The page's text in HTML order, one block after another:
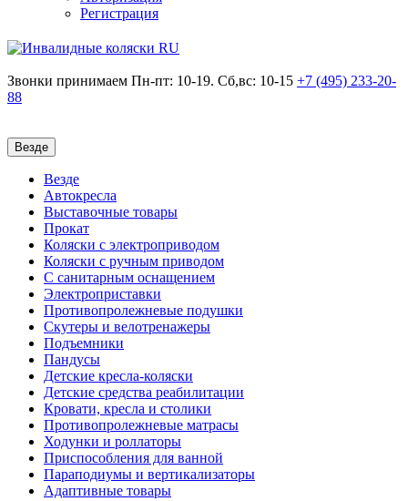
Регистрация
Звонки принимаем Пн-пт: 10-19. Сб,вс: 10-15 +7 (495) 233-20-
88
Везде
Везде
Автокресла
Выставочные товары
Прокат
Коляски с электроприводом
Коляски с ручным приводом
С санитарным оснащением
Электроприставки
Противопролежневые подушки
Скутеры и велотренажеры
Подъемники
Пандусы
Детские кресла-коляски
Детские средства реабилитации
Кровати, кресла и столики
Противопролежневые матрасы
Ходунки и роллаторы
Приспособления для ванной
Параподиумы и вертикализаторы
Адаптивные товары